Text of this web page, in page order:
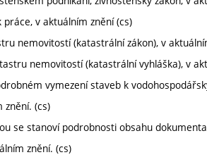
v aktuálním znění (cs)
nemovitostí (katastrální zákon), v
nemovitostí (katastrální vyhláška), v
vymezení staveb k
znění. (cs)
se stanoví podrobnosti obsahu
znění. (cs)